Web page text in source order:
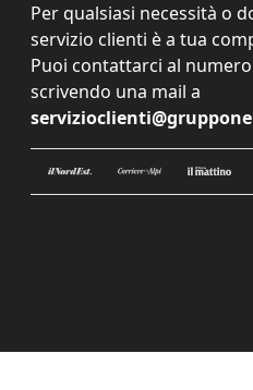
Per qualsiasi necessità o
servizio clienti è a tua
Puoi contattarci al numero
scrivendo una mail a